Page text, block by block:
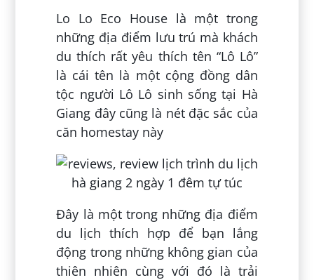
Lo Lo Eco House là một trong
những địa điểm lưu trú mà khách
du thích rất yêu thích tên “Lô Lô”
là cái tên là một cộng đồng dân
tộc người Lô Lô sinh sống tại Hà
Giang đây cũng là nét đặc sắc của
căn homestay này
Đây là một trong những địa điểm
du lịch thích hợp để bạn lắng
động trong những không gian của
thiên nhiên cùng với đó là trải